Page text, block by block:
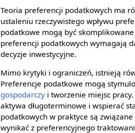
Teoria preferencji podatkowych ma
ustaleniu rzeczywistego wpływu
podatkowe mogą być
preferencji podatkowych wymagają
decyzje inwestycyjne.
Mimo krytyki i ograniczeń, istnieją
Preferencje podatkowe mogą
gospodarczy i tworzenie miejsc
aktywa długoterminowe i wspierać
podatkowych w praktyce są
wynikać z preferencyjnego